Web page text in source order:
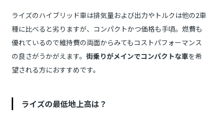
ライズのハイブリッド車は排気量および出力やトルクは他の2車
種に比べると劣りますが、コンパクトかつ価格も手頃。燃費も
優れているので維持費の両面からみてもコストパフォーマンス
の良さがうかがえます。 街乗りがメインでコンパクトな車を希
望される方におすすめです。
ライズの最低地上高は？